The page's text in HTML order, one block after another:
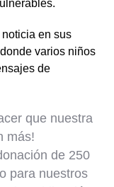
en sus
varios niños
de
que nuestra
más!
de 250
para nuestros